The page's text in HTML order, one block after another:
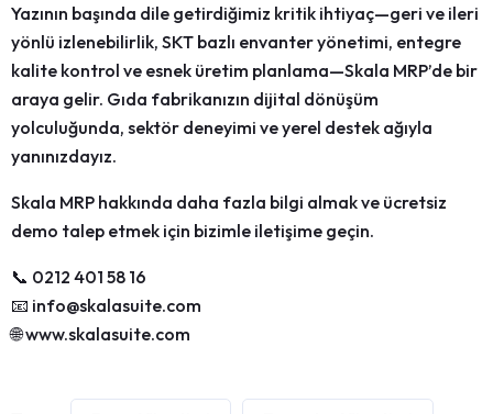
Yazının başında dile getirdiğimiz kritik ihtiyaç—geri ve ileri
yönlü izlenebilirlik, SKT bazlı envanter yönetimi, entegre
kalite kontrol ve esnek üretim planlama—Skala MRP’de bir
araya gelir. Gıda fabrikanızın dijital dönüşüm
yolculuğunda, sektör deneyimi ve yerel destek ağıyla
yanınızdayız.
Skala MRP hakkında daha fazla bilgi almak ve ücretsiz
demo talep etmek için bizimle iletişime geçin.
📞 0212 401 58 16
📧 info@skalasuite.com
🌐 www.skalasuite.com